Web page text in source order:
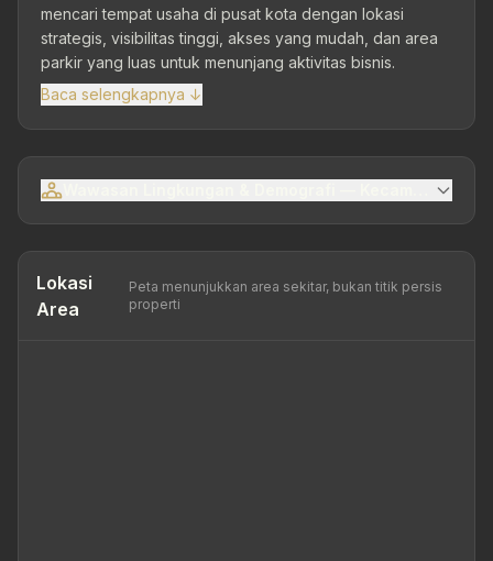
mencari tempat usaha di pusat kota dengan lokasi
strategis, visibilitas tinggi, akses yang mudah, dan area
parkir yang luas untuk menunjang aktivitas bisnis.
Baca selengkapnya ↓
Wawasan Lingkungan & Demografi — Kecamatan
Lokasi
Area
Peta menunjukkan area sekitar, bukan titik persis
properti